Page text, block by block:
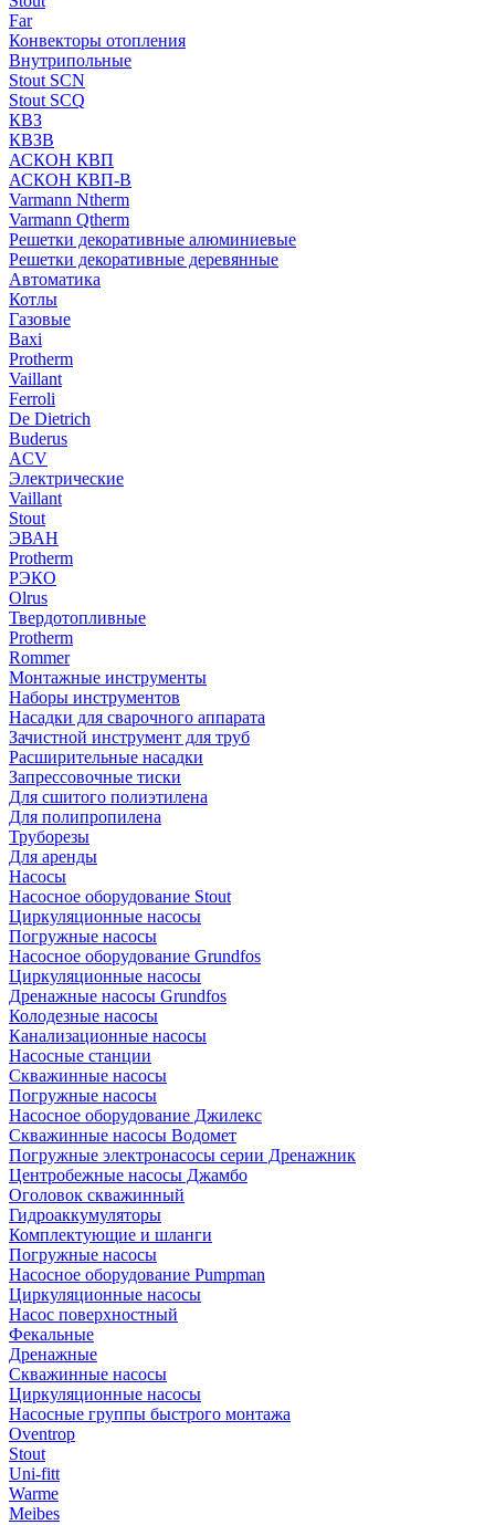
Far
Конвекторы отопления
Внутрипольные
Stout SCN
Stout SCQ
КВЗ
КВЗВ
АСКОН КВП
АСКОН КВП-В
Varmann Ntherm
Varmann Qtherm
Решетки декоративные алюминиевые
Решетки декоративные деревянные
Автоматика
Котлы
Газовые
Baxi
Protherm
Vaillant
Ferroli
De Dietrich
Buderus
ACV
Электрические
Vaillant
Stout
ЭВАН
Protherm
РЭКО
Olrus
Твердотопливные
Protherm
Rommer
Монтажные инструменты
Наборы инструментов
Насадки для сварочного аппарата
Зачистной инструмент для труб
Расширительные насадки
Запрессовочные тиски
Для сшитого полиэтилена
Для полипропилена
Труборезы
Для аренды
Насосы
Насосное оборудование Stout
Циркуляционные насосы
Погружные насосы
Насосное оборудование Grundfos
Циркуляционные насосы
Дренажные насосы Grundfos
Колодезные насосы
Канализационные насосы
Насосные станции
Скважинные насосы
Погружные насосы
Насосное оборудование Джилекс
Скважинные насосы Водомет
Погружные электронасосы серии Дренажник
Центробежные насосы Джамбо
Оголовок скважинный
Гидроаккумуляторы
Комплектующие и шланги
Погружные насосы
Насосное оборудование Pumpman
Циркуляционные насосы
Насос поверхностный
Фекальные
Дренажные
Скважинные насосы
Циркуляционные насосы
Насосные группы быстрого монтажа
Oventrop
Stout
Uni-fitt
Warme
Meibes